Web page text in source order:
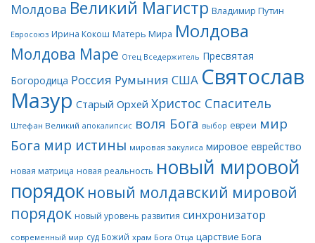
Молдова Великий Магистр Владимир Путин
Евросоюз Ирина Кокош Матерь Мира Молдова
Молдова Маре Отец Вседержитель Пресвятая
Богородица Россия Румыния США Святослав
Мазур Старый Орхей Христос Спаситель
Штефан Великий апокалипсис воля Бога выбор евреи мир
Бога мир истины мировая закулиса мировое еврейство
новая матрица новая реальность новый мировой
порядок новый молдавский мировой
порядок новый уровень развития синхронизатор
современный мир суд Божий храм Бога Отца царствие Бога